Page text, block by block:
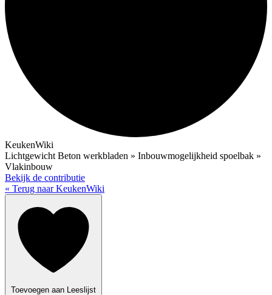
KeukenWiki
Lichtgewicht Beton werkbladen » Inbouwmogelijkheid spoelbak »
Vlakinbouw
Bekijk de contributie
« Terug naar KeukenWiki
Toevoegen aan Leeslijst